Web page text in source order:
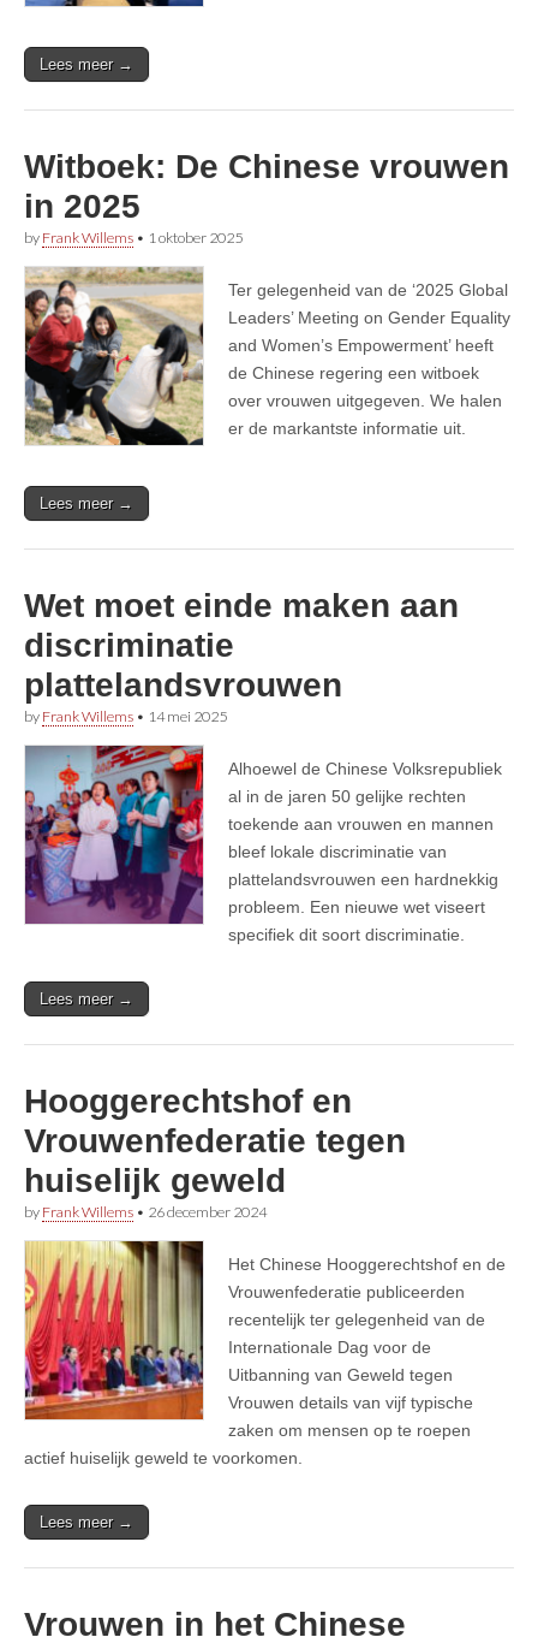
Lees meer →
Witboek: De Chinese vrouwen
in 2025
by Frank Willems • 1 oktober 2025
Ter gelegenheid van de ‘2025 Global
Leaders’ Meeting on Gender Equality
and Women’s Empowerment’ heeft
de Chinese regering een witboek
over vrouwen uitgegeven. We halen
er de markantste informatie uit.
Lees meer →
Wet moet einde maken aan
discriminatie
plattelandsvrouwen
by Frank Willems • 14 mei 2025
Alhoewel de Chinese Volksrepubliek
al in de jaren 50 gelijke rechten
toekende aan vrouwen en mannen
bleef lokale discriminatie van
plattelandsvrouwen een hardnekkig
probleem. Een nieuwe wet viseert
specifiek dit soort discriminatie.
Lees meer →
Hooggerechtshof en
Vrouwenfederatie tegen
huiselijk geweld
by Frank Willems • 26 december 2024
Het Chinese Hooggerechtshof en de
Vrouwenfederatie publiceerden
recentelijk ter gelegenheid van de
Internationale Dag voor de
Uitbanning van Geweld tegen
Vrouwen details van vijf typische
zaken om mensen op te roepen
actief huiselijk geweld te voorkomen.
Lees meer →
Vrouwen in het Chinese